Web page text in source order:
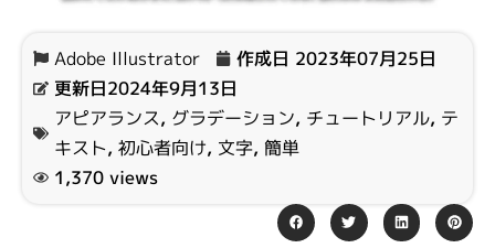
Adobe Illustrator 作成日 2023年07月25日
更新日2024年9月13日
アピアランス, グラデーション, チュートリアル, テ
キスト, 初心者向け, 文字, 簡単
1,370 views